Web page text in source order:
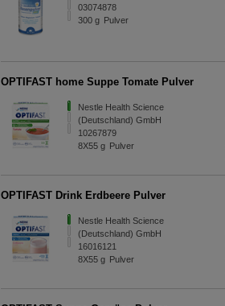
03074878
300g Pulver
OPTIFAST home Suppe Tomate Pulver
Nestle Health Science
(Deutschland) GmbH
10267879
8X55g Pulver
OPTIFAST Drink Erdbeere Pulver
Nestle Health Science
(Deutschland) GmbH
16016121
8X55g Pulver